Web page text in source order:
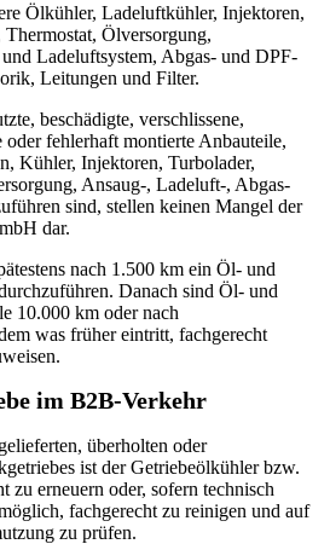
Ölkühler, Ladeluftkühler, Injektoren,
Thermostat, Ölversorgung,
Ladeluftsystem, Abgas- und DPF-
Leitungen und Filter.
beschädigte, verschlissene,
oder fehlerhaft montierte Anbauteile,
Kühler, Injektoren, Turbolader,
Ansaug-, Ladeluft-, Abgas-
sind, stellen keinen Mangel der
dar.
nach 1.500 km ein Öl- und
Danach sind Öl- und
10.000 km oder nach
was früher eintritt, fachgerecht
im B2B-Verkehr
überholten oder
ist der Getriebeölkühler bzw.
zu erneuern oder, sofern technisch
fachgerecht zu reinigen und auf
zu prüfen.